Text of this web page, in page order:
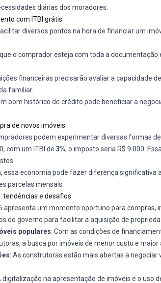
diárias dos moradores.
com ITBI grátis
diversos pontos na hora de financiar um
que o comprador esteja com toda a
financeiras precisarão avaliar a capacidade
familiar.
bom histórico de crédito pode beneficiar a
de novos imóveis
podem experimentar diversas formas
com um ITBI de 3%, o imposto seria R$ 9.000.
essa economia pode fazer diferença significativa
parcelas mensais.
tendências e desafios
apresenta um momento oportuno para compras,
do governo para facilitar a aquisição de
populares: Com as condições de
a busca por imóveis de menor custo e maior
: As construtoras estão mais abertas a
digitalização na apresentação de imóveis e o uso